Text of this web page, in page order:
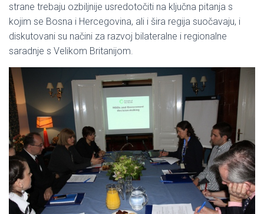
strane trebaju ozbiljnije usredotočiti na ključna pitanja s
kojim se Bosna i Hercegovina, ali i šira regija suočavaju, i
diskutovani su načini za razvoj bilateralne i regionalne
saradnje s Velikom Britanijom.